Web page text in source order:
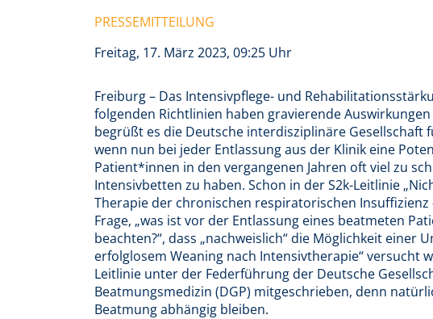
PRESSEMITTEILUNG
Freitag, 17. März 2023, 09:25 Uhr
Freiburg – Das Intensivpflege- und
folgenden Richtlinien haben gravierende
begrüßt es die Deutsche interdisziplinäre Gesellschaft
wenn nun bei jeder Entlassung aus der Klinik eine
Patient*innen in den vergangenen Jahren oft viel zu
Intensivbetten zu haben. Schon in der S2k-Leitlinie
Therapie der chronischen respiratorischen Insuffizienz
Frage, „was ist vor der Entlassung eines beatmeten
beachten?“, dass „nachweislich“ die Möglichkeit einer
erfolglosem Weaning nach Intensivtherapie“ versucht
Leitlinie unter der Federführung der Deutsche
Beatmungsmedizin (DGP) mitgeschrieben, denn
Beatmung abhängig bleiben.